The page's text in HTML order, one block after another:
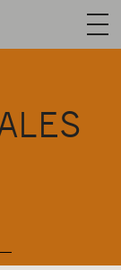
ÁREAS